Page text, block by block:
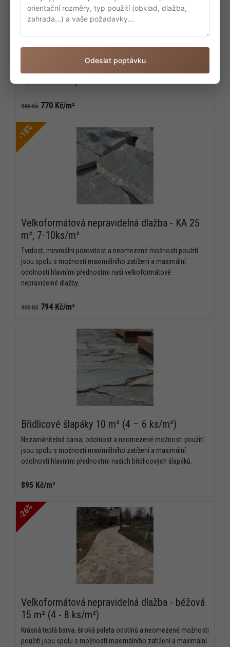
Velkoformátová nepravidelná dlažba - ocelová
15 m² (2 – 4 ks/m²)
Maximální tvrdost, vynikající životnost a neomezené možnosti
použití jsou spolu s možností maximálního zatížení a maximální
965 Kč 770 Kč/m²
-18%
Velkoformátová nepravidelná dlažba - KA 25
m², 7-10ks/m²
Tvrdost, minimální pórovitost a neomezené možnosti použití
jsou spolu s možností maximálního zatížení a maximální
odolností hlavními přednostmi naší velkoformátové
nepravidelné dlažby.
965 Kč 794 Kč/m²
Břidlicové šlapáky 10 m² (4 – 6 ks/m²)
Nezaměnitelná barva, odolnost a neomezené možnosti použití
jsou spolu s možností maximálního zatížení a maximální
odolností hlavními přednostmi našich břidlicových šlapáků.
895 Kč/m²
-26%
Velkoformátová nepravidelná dlažba - béžová
15 m² (4 - 8 ks/m²)
Krásná teplá barva, široká paleta odstínů a neomezené možnosti
použití jsou spolu s možností maximálního zatížení a maximální
Odeslat poptávku